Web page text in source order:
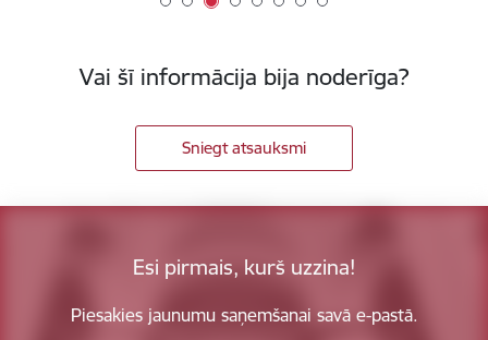
Vai šī informācija bija noderīga?
Sniegt atsauksmi
Esi pirmais, kurš uzzina!
Piesakies jaunumu saņemšanai savā e-pastā.